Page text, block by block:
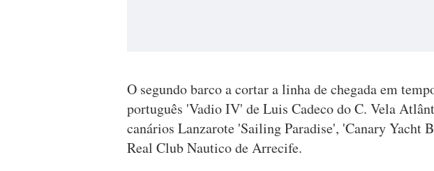
O segundo barco a cortar a linha de chegada em
português 'Vadio IV' de Luis Cadeco do C. Vela
canários Lanzarote 'Sailing Paradise', 'Canary Yacht
Real Club Nautico de Arrecife.